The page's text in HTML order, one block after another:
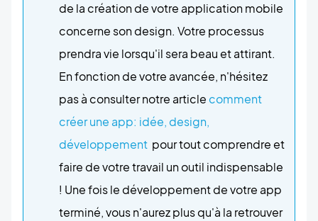
de la création de votre application mobile
concerne son design. Votre processus
prendra vie lorsqu'il sera beau et attirant.
En fonction de votre avancée, n'hésitez
pas à consulter notre article comment
créer une app: idée, design,
développement pour tout comprendre et
faire de votre travail un outil indispensable
! Une fois le développement de votre app
terminé, vous n'aurez plus qu'à la retrouver